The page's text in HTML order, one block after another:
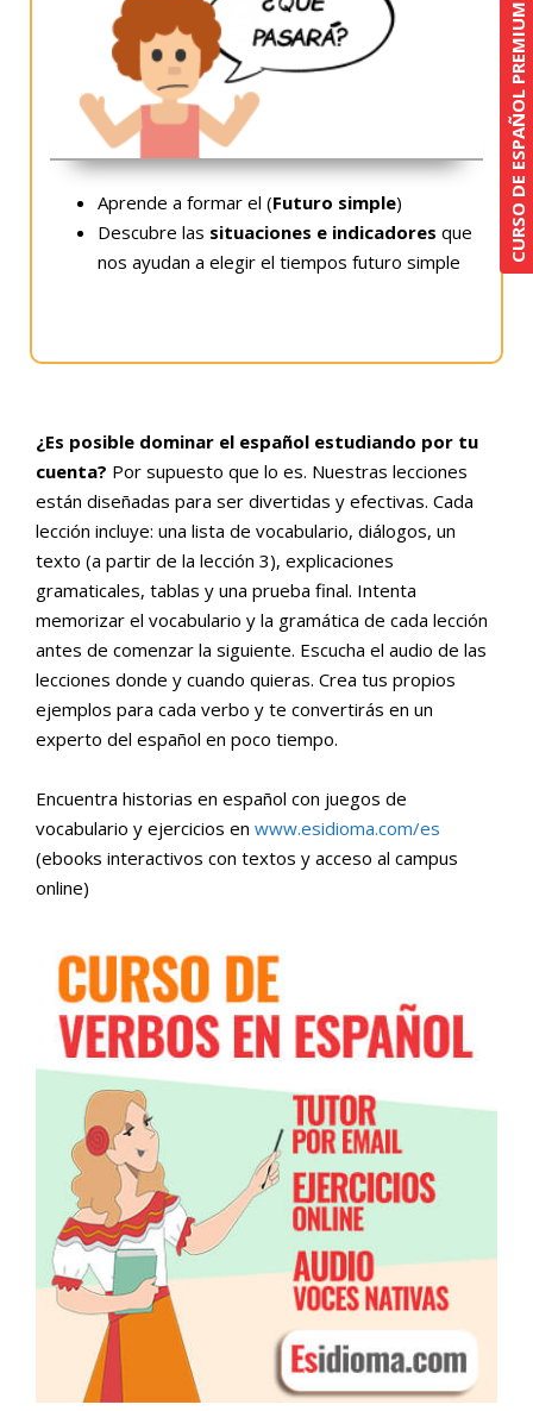
CURSO DE ESPAÑOL PREMIUM
Aprende a formar el (Futuro simple)
Descubre las situaciones e indicadores que
nos ayudan a elegir el tiempos futuro simple
¿Es posible dominar el español estudiando por tu
cuenta? Por supuesto que lo es. Nuestras lecciones
están diseñadas para ser divertidas y efectivas. Cada
lección incluye: una lista de vocabulario, diálogos, un
texto (a partir de la lección 3), explicaciones
gramaticales, tablas y una prueba final. Intenta
memorizar el vocabulario y la gramática de cada lección
antes de comenzar la siguiente. Escucha el audio de las
lecciones donde y cuando quieras. Crea tus propios
ejemplos para cada verbo y te convertirás en un
experto del español en poco tiempo.
Encuentra historias en español con juegos de
vocabulario y ejercicios en www.esidioma.com/es
(ebooks interactivos con textos y acceso al campus
online)